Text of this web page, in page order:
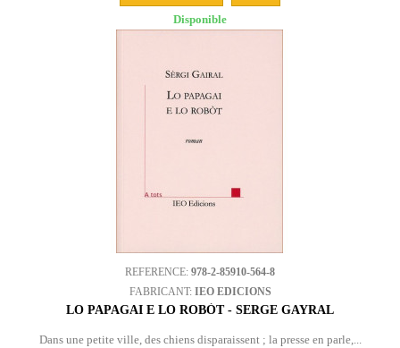
Disponible
REFERENCE: 978-2-85910-564-8
FABRICANT: IEO EDICIONS
LO PAPAGAI E LO ROBÒT - SERGE GAYRAL
Dans une petite ville, des chiens disparaissent ; la presse en parle,...